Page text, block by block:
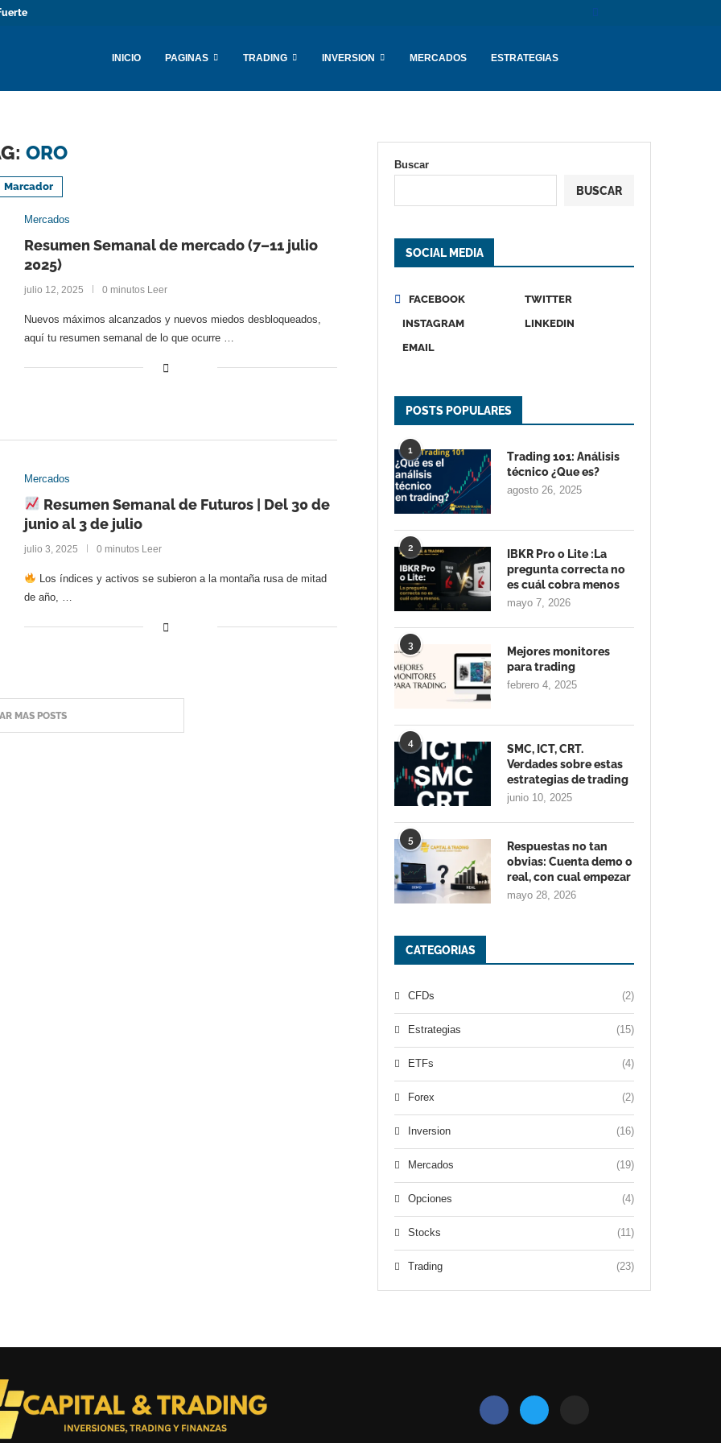
INICIO PAGINAS TRADING INVERSION MERCADOS ESTRATEGIAS
ORO
Marcador
Mercados
Resumen Semanal de mercado (7–11 julio
2025)
julio 12, 2025 0 minutos Leer
Nuevos máximos alcanzados y nuevos miedos desbloqueados,
aquí tu resumen semanal de lo que ocurre …
Mercados
Resumen Semanal de Futuros | Del 30 de
junio al 3 de julio
julio 3, 2025 0 minutos Leer
Los índices y activos se subieron a la montaña rusa de mitad
de año, …
MAS POSTS
Buscar
BUSCAR
SOCIAL MEDIA
FACEBOOK
TWITTER
INSTAGRAM
LINKEDIN
EMAIL
POSTS POPULARES
1
Trading 101: Análisis
técnico ¿Que es?
agosto 26, 2025
2
IBKR Pro o Lite :La
pregunta correcta no
es cuál cobra menos
mayo 7, 2026
3
Mejores monitores
para trading
febrero 4, 2025
4
SMC, ICT, CRT.
Verdades sobre estas
estrategias de trading
junio 10, 2025
5
Respuestas no tan
obvias: Cuenta demo o
real, con cual empezar
mayo 28, 2026
CATEGORIAS
CFDs (2)
Estrategias (15)
ETFs (4)
Forex (2)
Inversion (16)
Mercados (19)
Opciones (4)
Stocks (11)
Trading (23)